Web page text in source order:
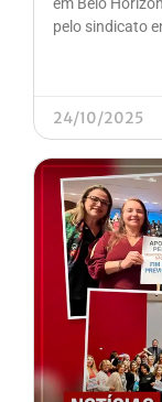
em Belo
pelo sindicato
24/10/2025